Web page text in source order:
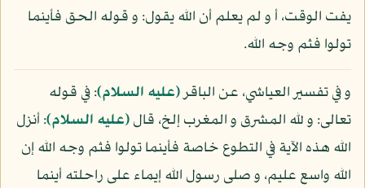
يفت الوقت، أ و لم يعلم أن الله يقول: و قوله الحق فأينما
تولوا فثم وجه الله.
و في تفسير العياشي، عن الباقر(عليه السلام): في قوله
تعالى: و لله المشرق و المغرب إلخ، قال(عليه السلام): أنزل
الله هذه الآية في التطوع خاصة فأينما تولوا فثم وجه الله إن
الله واسع عليم، و صلى رسول الله إيماء على راحلته أينما